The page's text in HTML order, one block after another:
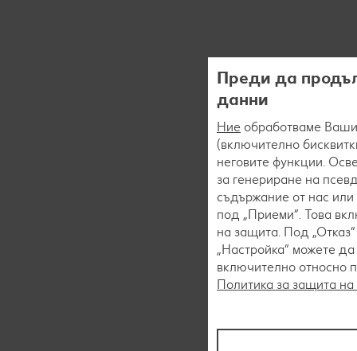
Преди да
данни
Ние обработваме
(включително
неговите функции.
за генериране на
съдържание от нас или
под „Приеми“. Това
на защита. Под
„Настройка“ можете
включително относно
Политика за защита